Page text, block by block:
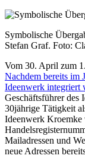
Symbolische
Stefan Graf. Foto:
Vom 30. April zum
Nachdem bereits im
Ideenwerk integriert
Geschäftsführer des
30jährige Tätigkeit
Ideenwerk Kroemke
Mailadressen und
neue Adressen